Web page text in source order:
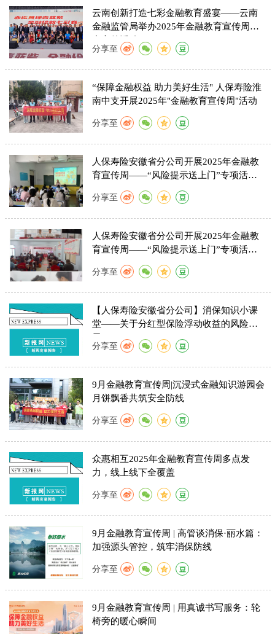
云南创新打造七彩金融教育盛宴——云南
金融监管局举办2025年金融教育宣传周集
中宣传活动
分享至
“保障金融权益 助力美好生活" 人保寿险淮
南中支开展2025年"金融教育宣传周"活动
分享至
人保寿险安徽省分公司开展2025年金融教
育宣传周——“风险提示送上门”专项活动
分享至
人保寿险安徽省分公司开展2025年金融教
育宣传周——“风险提示送上门”专项活动
分享至
【人保寿险安徽省分公司】消保知识小课
堂——关于分红型保险浮动收益的风险提
示
分享至
9月金融教育宣传周|沉浸式金融知识游园会
月饼飘香共筑安全防线
分享至
众惠相互2025年金融教育宣传周多点发
力，线上线下全覆盖
分享至
9月金融教育宣传周 | 高管谈消保·丽水篇：
加强源头管控，筑牢消保防线
分享至
9月金融教育宣传周 | 用真诚书写服务：轮
椅旁的暖心瞬间